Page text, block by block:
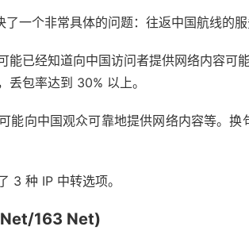
一个非常具体的问题：往返中国航线的服
能已经知道向中国访问者提供网络内容可
丢包率达到 30% 以上。
能向中国观众可靠地提供网络内容等。
3 种 IP 中转选项。
163 Net)